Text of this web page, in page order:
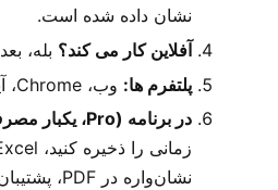
نشان داده شده است.
آفلاین کار می کند؟ بله،
پلتفرم ها: وب، Chrome، آیفون، اندروید.
در برنامه (Pro، یکبار مصرف 6.99 دلار):
نشان‌واره در PDF، پشتیبان‌گیری.